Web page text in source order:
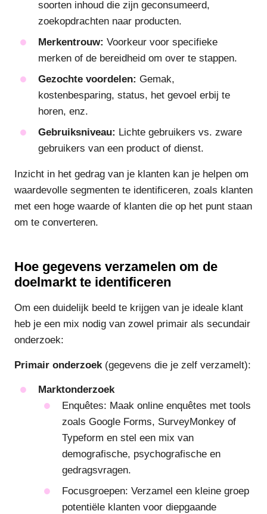
soorten inhoud die zijn geconsumeerd,
zoekopdrachten naar producten.
Merkentrouw: Voorkeur voor specifieke
merken of de bereidheid om over te stappen.
Gezochte voordelen: Gemak,
kostenbesparing, status, het gevoel erbij te
horen, enz.
Gebruiksniveau: Lichte gebruikers vs. zware
gebruikers van een product of dienst.
Inzicht in het gedrag van je klanten kan je helpen om
waardevolle segmenten te identificeren, zoals klanten
met een hoge waarde of klanten die op het punt staan
om te converteren.
Hoe gegevens verzamelen om de
doelmarkt te identificeren
Om een duidelijk beeld te krijgen van je ideale klant
heb je een mix nodig van zowel primair als secundair
onderzoek:
Primair onderzoek (gegevens die je zelf verzamelt):
Marktonderzoek
Enquêtes: Maak online enquêtes met tools
zoals Google Forms, SurveyMonkey of
Typeform en stel een mix van
demografische, psychografische en
gedragsvragen.
Focusgroepen: Verzamel een kleine groep
potentiële klanten voor diepgaande